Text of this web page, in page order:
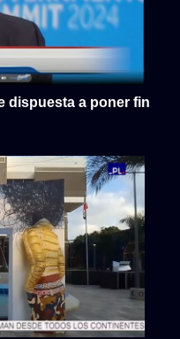
dispuesta a poner fin